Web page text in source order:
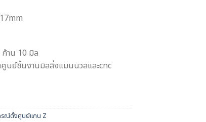
าน 10 มิล
ศูนย์ชิ้นงานมิลลิ่งแมนนวลและcnc
ณ์ตั้งศูนย์แกน Z